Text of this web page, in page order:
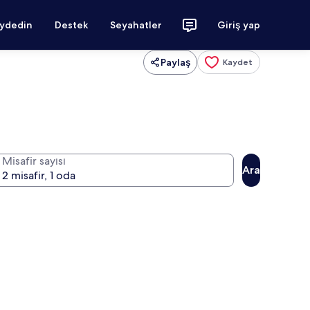
Destek Seyahatler Giriş yap
Paylaş Kaydet
Misafir sayısı
Ara